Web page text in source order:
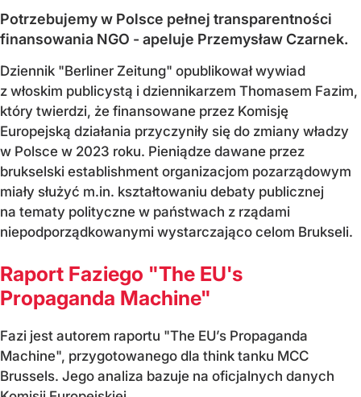
Potrzebujemy w Polsce pełnej transparentności
finansowania NGO - apeluje Przemysław Czarnek.
Dziennik "Berliner Zeitung" opublikował wywiad
z włoskim publicystą i dziennikarzem Thomasem Fazim,
który twierdzi, że finansowane przez Komisję
Europejską działania przyczyniły się do zmiany władzy
w Polsce w 2023 roku. Pieniądze dawane przez
brukselski establishment organizacjom pozarządowym
miały służyć m.in. kształtowaniu debaty publicznej
na tematy polityczne w państwach z rządami
niepodporządkowanymi wystarczająco celom Brukseli.
Raport Faziego "The EU's
Propaganda Machine"
Fazi jest autorem raportu "The EU’s Propaganda
Machine", przygotowanego dla think tanku MCC
Brussels. Jego analiza bazuje na oficjalnych danych